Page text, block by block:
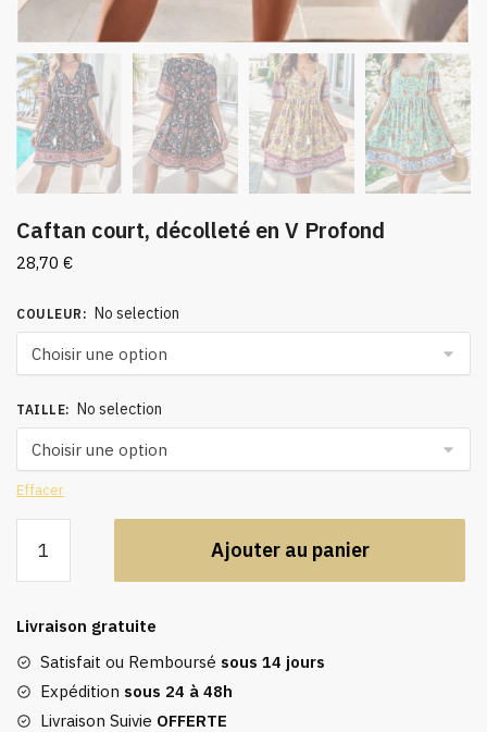
Caftan court, décolleté en V Profond
28,70 €
COULEUR : No selection
TAILLE: No selection
Effacer
Caftan
décolleté
en
V
Profond
Ajouter au panier
Livraison gratuite
Satisfait ou Remboursé sous 14 jours
Expédition sous 24 à 48h
Livraison Suivie OFFERTE